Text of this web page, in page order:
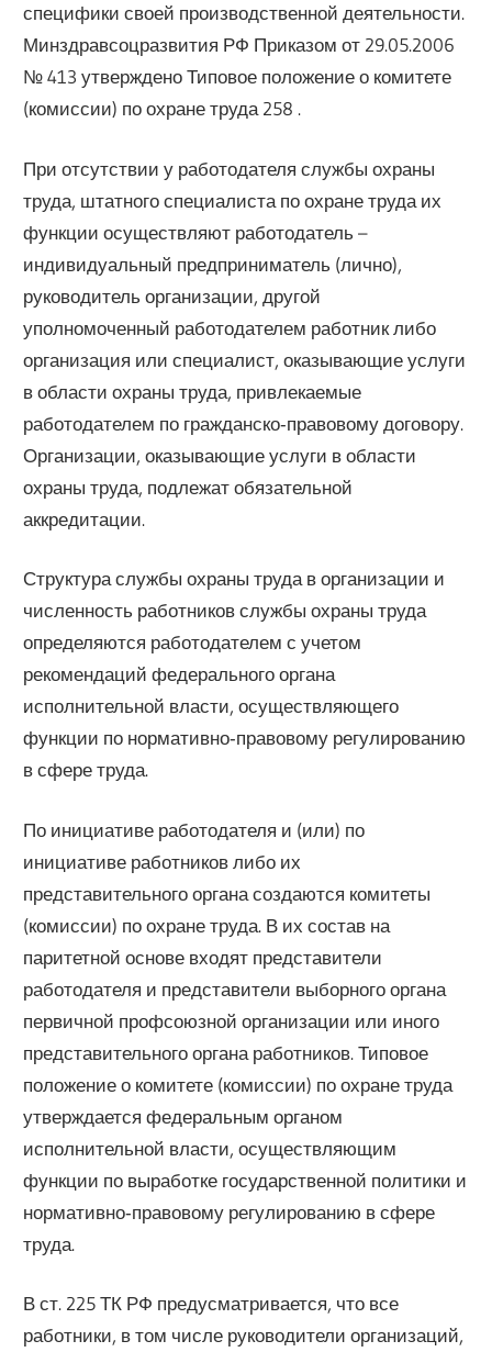
специфики своей производственной деятельности.
Минздравсоцразвития РФ Приказом от 29.05.2006
№ 413 утверждено Типовое положение о комитете
(комиссии) по охране труда 258 .
При отсутствии у работодателя службы охраны
труда, штатного специалиста по охране труда их
функции осуществляют работодатель –
индивидуальный предприниматель (лично),
руководитель организации, другой
уполномоченный работодателем работник либо
организация или специалист, оказывающие услуги
в области охраны труда, привлекаемые
работодателем по гражданско‑правовому договору.
Организации, оказывающие услуги в области
охраны труда, подлежат обязательной
аккредитации.
Структура службы охраны труда в организации и
численность работников службы охраны труда
определяются работодателем с учетом
рекомендаций федерального органа
исполнительной власти, осуществляющего
функции по нормативно‑правовому регулированию
в сфере труда.
По инициативе работодателя и (или) по
инициативе работников либо их
представительного органа создаются комитеты
(комиссии) по охране труда. В их состав на
паритетной основе входят представители
работодателя и представители выборного органа
первичной профсоюзной организации или иного
представительного органа работников. Типовое
положение о комитете (комиссии) по охране труда
утверждается федеральным органом
исполнительной власти, осуществляющим
функции по выработке государственной политики и
нормативно‑правовому регулированию в сфере
труда.
В ст. 225 ТК РФ предусматривается, что все
работники, в том числе руководители организаций,